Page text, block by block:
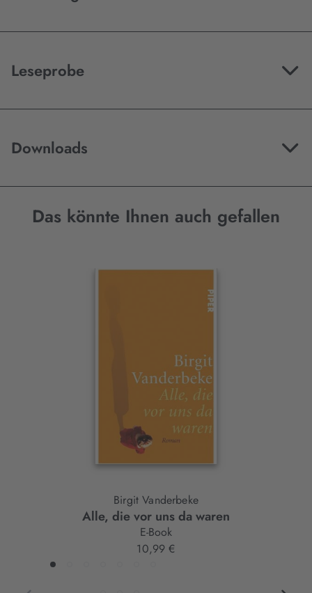
Leseprobe
Downloads
Das könnte Ihnen auch gefallen
Birgit Vanderbeke
Alle, die vor uns da waren
E-Book
10,99 €